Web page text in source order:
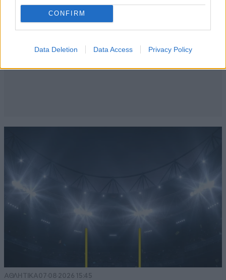
CONFIRM
Data Deletion Data Access Privacy Policy
ΑΘΛΗΤΙΚΑ07·08·2026 15:45